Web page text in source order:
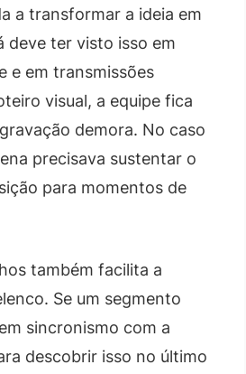
a transformar a ideia em
deve ter visto isso em
e em transmissões
visual, a equipe fica
demora. No caso
precisava sustentar o
para momentos de
também facilita a
Se um segmento
sincronismo com a
descobrir isso no último